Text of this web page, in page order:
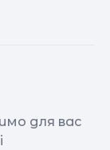
для вас